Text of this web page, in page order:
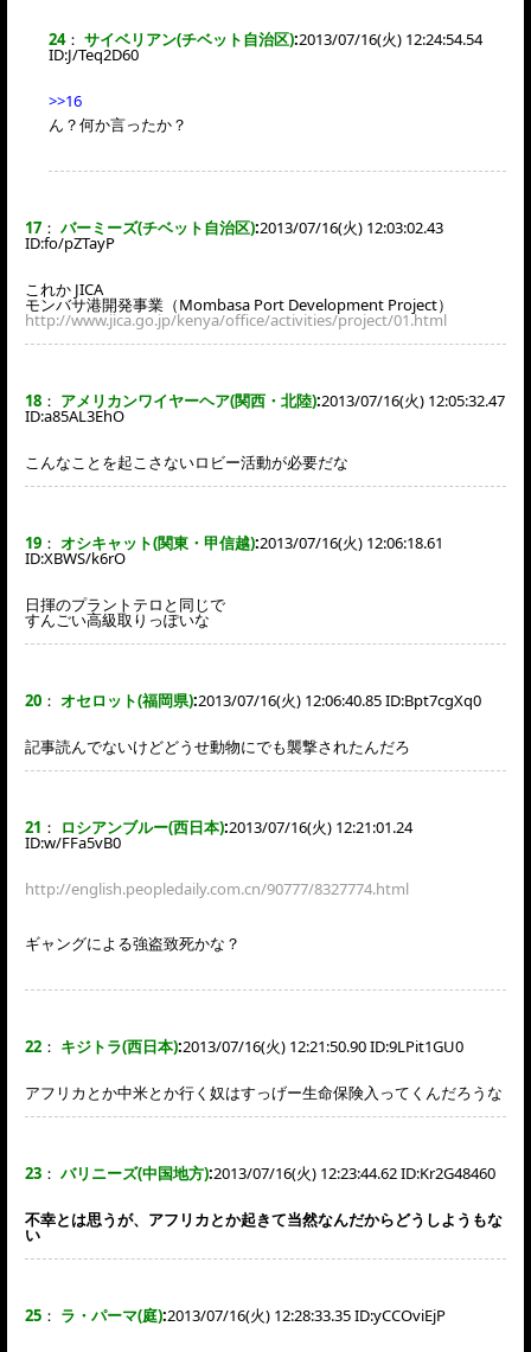
24： サイベリアン(チベット自治区):2013/07/16(火) 12:24:54.54
ID:J/Teq2D60
>>16
ん？何か言ったか？
17 ： バーミーズ(チベット自治区):2013/07/16(火) 12:03:02.43
ID:fo/pZTayP
これか JICA
モンバサ港開発事業（Mombasa Port Development Project）
http://www.jica.go.jp/kenya/office/activities/project/01.html
18 ： アメリカンワイヤーヘア(関西・北陸):2013/07/16(火) 12:05:32.47
ID:a85AL3EhO
こんなことを起こさないロビー活動が必要だな
19 ： オシキャット(関東・甲信越):2013/07/16(火) 12:06:18.61
ID:XBWS/k6rO
日揮のプラントテロと同じで
すんごい高級取りっぽいな
20 ： オセロット(福岡県):2013/07/16(火) 12:06:40.85 ID:Bpt7cgXq0
記事読んでないけどどうせ動物にでも襲撃されたんだろ
21 ： ロシアンブルー(西日本):2013/07/16(火) 12:21:01.24
ID:w/FFa5vB0
http://english.peopledaily.com.cn/90777/8327774.html
ギャングによる強盗致死かな？
22 ： キジトラ(西日本):2013/07/16(火) 12:21:50.90 ID:9LPit1GU0
アフリカとか中米とか行く奴はすっげー生命保険入ってくんだろうな
23 ： バリニーズ(中国地方):2013/07/16(火) 12:23:44.62 ID:Kr2G48460
不幸とは思うが、アフリカとか起きて当然なんだからどうしようもな
い
25 ： ラ・パーマ(庭):2013/07/16(火) 12:28:33.35 ID:yCCOviEjP